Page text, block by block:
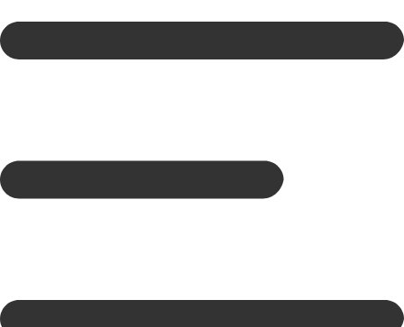
to
content